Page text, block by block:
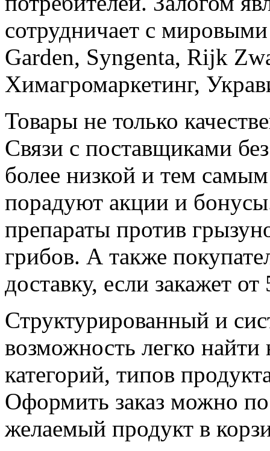
сотрудничает с
Garden, Syngenta, Rijk
Химагромаркетинг,
Товары не только
Связи с поставщиками
более низкой и тем
порадуют акции и
препараты против
грибов. А также
доставку, если закажет
Структурированный и
возможность легко
категорий, типов
Оформить заказ можно
желаемый продукт в